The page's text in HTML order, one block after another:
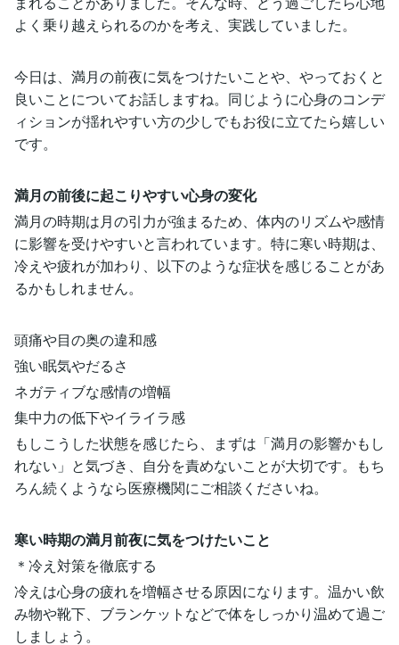
よく乗り越えられるのかを考え、実践していました。
今日は、満月の前夜に気をつけたいことや、やっておくと
良いことについてお話しますね。同じように心身のコンデ
ィションが揺れやすい方の少しでもお役に立てたら嬉しい
です。
満月の前後に起こりやすい心身の変化
満月の時期は月の引力が強まるため、体内のリズムや感情
に影響を受けやすいと言われています。特に寒い時期は、
冷えや疲れが加わり、以下のような症状を感じることがあ
るかもしれません。
頭痛や目の奥の違和感
強い眠気やだるさ
ネガティブな感情の増幅
集中力の低下やイライラ感
もしこうした状態を感じたら、まずは「満月の影響かもし
れない」と気づき、自分を責めないことが大切です。もち
ろん続くようなら医療機関にご相談くださいね。
寒い時期の満月前夜に気をつけたいこと
＊冷え対策を徹底する
冷えは心身の疲れを増幅させる原因になります。温かい飲
み物や靴下、ブランケットなどで体をしっかり温めて過ご
しましょう。